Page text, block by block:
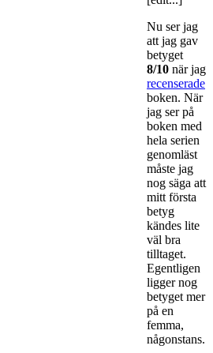
Nu ser jag
att jag gav
betyget
8/10 när jag
recenserade
boken. När
jag ser på
boken med
hela serien
genomläst
måste jag
nog säga att
mitt första
betyg
kändes lite
väl bra
tilltaget.
Egentligen
ligger nog
betyget mer
på en
femma,
någonstans.